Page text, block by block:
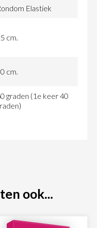
Elastiek
cm.
cm.
graden (1e keer 40
ook...